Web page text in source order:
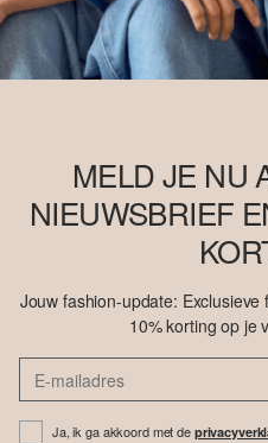
MELD JE NU
NIEUWSBRIEF
Jouw fashion-update:
10% korting op je
Ja, ik ga akkoord met de